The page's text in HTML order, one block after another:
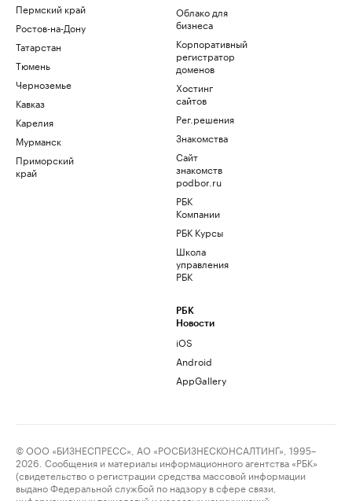
Пермский край
Ростов-на-Дону
Татарстан
Тюмень
Черноземье
Кавказ
Карелия
Мурманск
Приморский
край
Облако для
бизнеса
Корпоративный
регистратор
доменов
Хостинг
сайтов
Рег.решения
Знакомства
Сайт
знакомств
podbor.ru
РБК
Компании
РБК Курсы
Школа
управления
РБК
РБК
Новости
iOS
Android
AppGallery
© ООО «БИЗНЕСПРЕСС», АО «РОСБИЗНЕСКОНСАЛТИНГ», 1995–
2026. Сообщения и материалы информационного агентства «РБК»
(свидетельство о регистрации средства массовой информации
выдано Федеральной службой по надзору в сфере связи,